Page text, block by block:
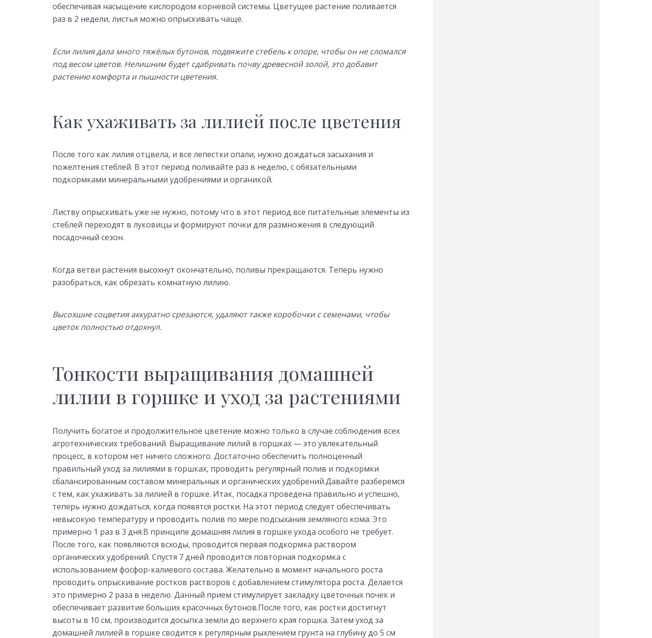
обеспечивая насыщение кислородом корневой системы. Цветущее растение поливается
раз в 2 недели, листья можно опрыскивать чаще.
Если лилия дала много тяжёлых бутонов, подвяжите стебель к опоре, чтобы он не сломался
под весом цветов. Нелишним будет сдабривать почву древесной золой, это добавит
растению комфорта и пышности цветения.
Как ухаживать за лилией после цветения
После того как лилия отцвела, и все лепестки опали, нужно дождаться засыхания и
пожелтения стеблей. В этот период поливайте раз в неделю, с обязательными
подкормками минеральными удобрениями и органикой.
Листву опрыскивать уже не нужно, потому что в этот период все питательные элементы из
стеблей переходят в луковицы и формируют почки для размножения в следующий
посадочный сезон.
Когда ветви растения высохнут окончательно, поливы прекращаются. Теперь нужно
разобраться, как обрезать комнатную лилию.
Высохшие соцветия аккуратно срезаются, удаляют также коробочки с семенами, чтобы
цветок полностью отдохнул.
Тонкости выращивания домашней
лилии в горшке и уход за растениями
Получить богатое и продолжительное цветение можно только в случае соблюдения всех
агротехнических требований. Выращивание лилий в горшках — это увлекательный
процесс, в котором нет ничего сложного. Достаточно обеспечить полноценный
правильный уход за лилиями в горшках, проводить регулярный полив и подкормки
сбалансированным составом минеральных и органических удобрений.Давайте разберемся
с тем, как ухаживать за лилией в горшке. Итак, посадка проведена правильно и успешно,
теперь нужно дождаться, когда появятся ростки. На этот период следует обеспечивать
невысокую температуру и проводить полив по мере подсыхания земляного кома. Это
примерно 1 раз в 3 дня.В принципе домашняя лилия в горшке ухода особого не требует.
После того, как появляются всходы, проводится первая подкормка раствором
органических удобрений. Спустя 7 дней проводится повторная подкормка с
использованием фосфор-калиевого состава. Желательно в момент начального роста
проводить опрыскивание ростков растворов с добавлением стимулятора роста. Делается
это примерно 2 раза в неделю. Данный прием стимулирует закладку цветочных почек и
обеспечивает развитие больших красочных бутонов.После того, как ростки достигнут
высоты в 10 см, производится досыпка земли до верхнего края горшка. Затем уход за
домашней лилией в горшке сводится к регулярным рыхлением грунта на глубину до 5 см